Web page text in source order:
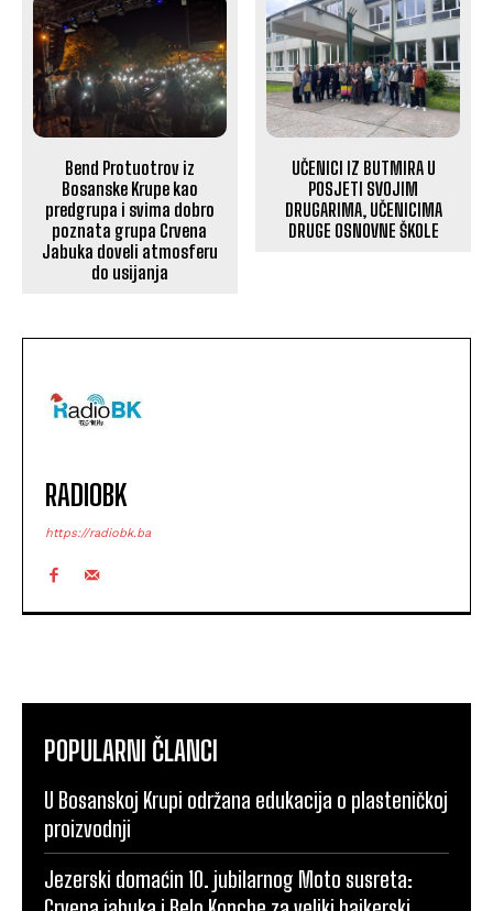
Bend Protuotrov iz
Bosanske Krupe kao
predgrupa i svima dobro
poznata grupa Crvena
Jabuka doveli atmosferu
do usijanja
UČENICI IZ BUTMIRA U
POSJETI SVOJIM
DRUGARIMA, UČENICIMA
DRUGE OSNOVNE ŠKOLE
RADIOBK
https://radiobk.ba
POPULARNI ČLANCI
U Bosanskoj Krupi održana edukacija o plasteničkoj
proizvodnji
Jezerski domaćin 10. jubilarnog Moto susreta: